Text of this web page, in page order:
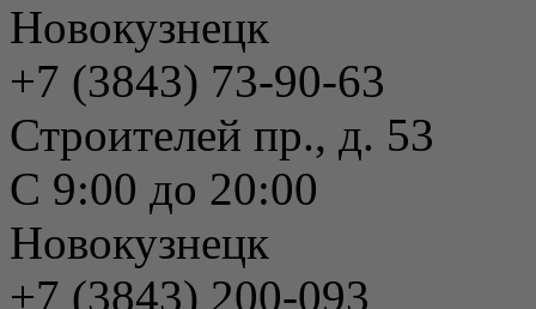
Новокузнецк
+7 (3843) 73-90-63
Строителей пр., д. 53
С 9:00 до 20:00
Новокузнецк
+7 (3843) 200-093